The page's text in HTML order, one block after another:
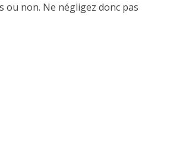
ou non. Ne négligez donc pas